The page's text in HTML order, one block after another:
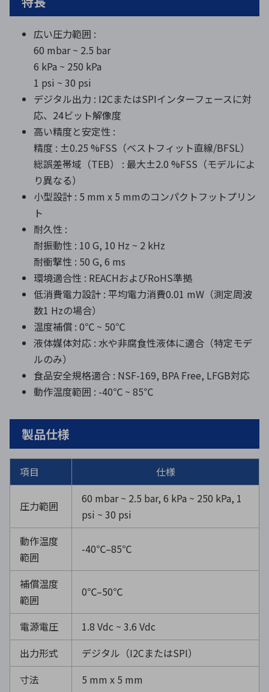
広い圧力範囲 :
60 mbar ~ 2.5 bar
6 kPa ~ 250 kPa
1 psi ~ 30 psi
デジタル出力 : I2CまたはSPIインターフェースに対
応、24ビット解像度
高い精度と安定性 :
精度 : ±0.25 %FSS（ベストフィット直線/BFSL）
総誤差帯域（TEB） : 最大±2.0 %FSS（モデルによ
り異なる）
小型設計 : 5 mm x 5 mmのコンパクトフットプリン
ト
耐久性 :
耐振動性 : 10 G, 10 Hz ~ 2 kHz
耐衝撃性 : 50 G, 6 ms
環境適合性 : REACHおよびRoHS準拠
低消費電力設計 : 平均電力消費0.01 mW（測定周波
数1 Hzの場合）
温度補償 : 0℃ ~ 50℃
液体媒体対応 : 水や非腐食性液体に適合（特定モデ
ルのみ）
食品安全規格適合 : NSF-169, BPA Free, LFGB対応
動作温度範囲 : -40℃ ~ 85℃
製品仕様
項目 仕様
圧力範囲
60 mbar ~ 2.5 bar, 6 kPa ~ 250 kPa, 1
psi ~ 30 psi
動作温度
範囲
-40℃–85℃
補償温度
範囲
0℃–50℃
電源電圧
1.8 Vdc ~ 3.6 Vdc
出力形式
デジタル（I2CまたはSPI）
寸法
5 mm x 5 mm